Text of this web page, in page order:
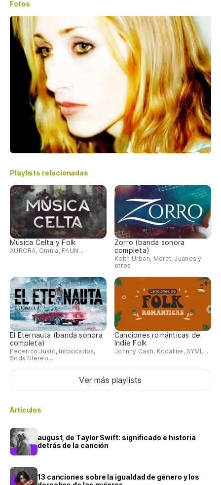
Fotos
Playlists relacionadas
Música Celta y Folk
AURORA, Omnia, FAUN...
Zorro (banda sonora
completa)
Keith Urban, Morat, Juanes y
otros
El Eternauta (banda sonora
completa)
Federico Jusid, Intoxicados,
Soda Stereo...
Canciones románticas de
Indie Folk
Johnny Cash, Kodaline, SYML...
Ver más playlists
Artículos
august, de Taylor Swift: significado e historia
detrás de la canción
13 canciones sobre la igualdad de género y los